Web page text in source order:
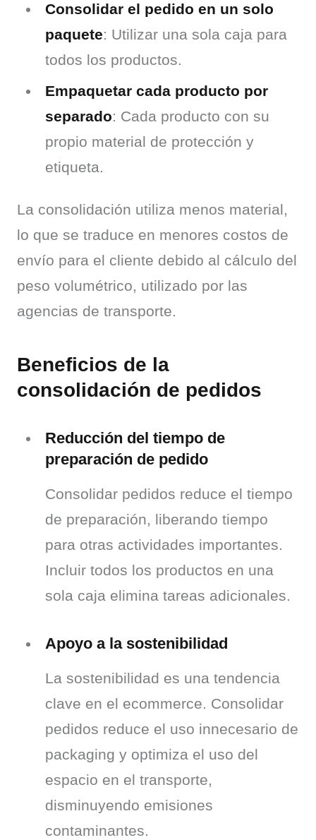
Consolidar el pedido en un solo
paquete: Utilizar una sola caja para
todos los productos.
Empaquetar cada producto por
separado: Cada producto con su
propio material de protección y
etiqueta.
La consolidación utiliza menos material,
lo que se traduce en menores costos de
envío para el cliente debido al cálculo del
peso volumétrico, utilizado por las
agencias de transporte.
Beneficios de la
consolidación de pedidos
Reducción del tiempo de
preparación de pedido
Consolidar pedidos reduce el tiempo
de preparación, liberando tiempo
para otras actividades importantes.
Incluir todos los productos en una
sola caja elimina tareas adicionales.
Apoyo a la sostenibilidad
La sostenibilidad es una tendencia
clave en el ecommerce. Consolidar
pedidos reduce el uso innecesario de
packaging y optimiza el uso del
espacio en el transporte,
disminuyendo emisiones
contaminantes.